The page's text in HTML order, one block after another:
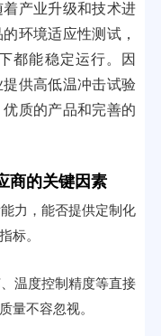
产业升级和技术进
环境适应性测试，
都能稳定运行。因
供高低温冲击试验
质的产品和完善的
商的关键因素
力，能否提供定制化
标。
温度控制精度等直接
量不容忽视。